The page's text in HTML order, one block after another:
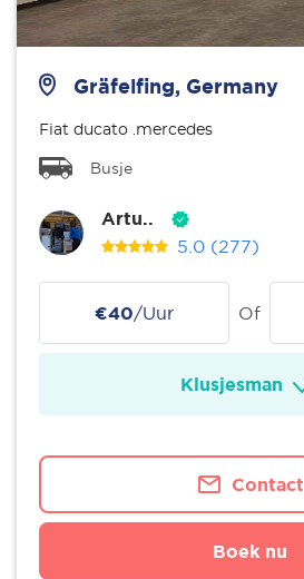
Gräfelfing, Germany
Fiat ducato .mercedes
Busje
Artu..
5.0 (277)
€40/Uur Of
Klusjesman
Contact
Boek nu